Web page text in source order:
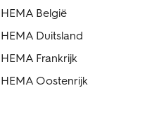
HEMA België
HEMA Duitsland
HEMA Frankrijk
HEMA Oostenrijk